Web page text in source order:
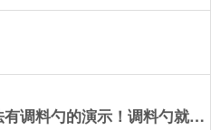
视频最后拌法有调料勺的演示！调料勺就是普通的调料勺或火锅勺子，直径大概六厘米深度2厘米各种调料按照体积